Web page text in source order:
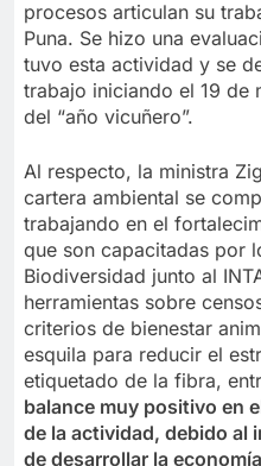
procesos articulan su
Puna. Se hizo una
tuvo esta actividad y se
trabajo iniciando el 19 de
del “año vicuñero”.
Al respecto, la ministra
cartera ambiental se
trabajando en el
que son capacitadas por
Biodiversidad junto al
herramientas sobre
criterios de bienestar
esquila para reducir el
etiquetado de la fibra,
balance muy positivo en
de la actividad, debido al
de desarrollar la